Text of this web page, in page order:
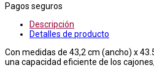
Pagos seguros
Descripción
Detalles de producto
Con medidas de 43,2 cm (ancho) x
una capacidad eficiente de los